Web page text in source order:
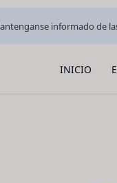
informado de
INICIO